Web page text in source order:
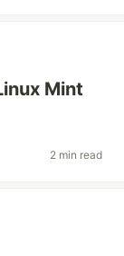
Mint
2 min read